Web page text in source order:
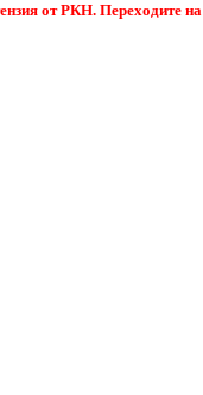
от РКН. Переходите на